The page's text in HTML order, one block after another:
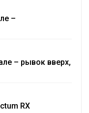
–
– рывок вверх,
RX